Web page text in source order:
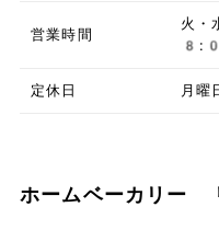
営業時間
火
定休日 月曜
ホームベーカリー